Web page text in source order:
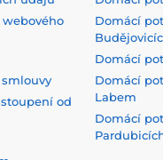
od
Domácí
Domácí
Domácí
Labem
Domácí